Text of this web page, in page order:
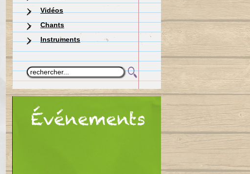
Vidéos
Chants
Instruments